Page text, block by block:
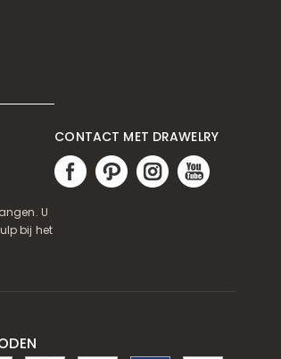
U
bij het
CONTACT MET DRAWELRY